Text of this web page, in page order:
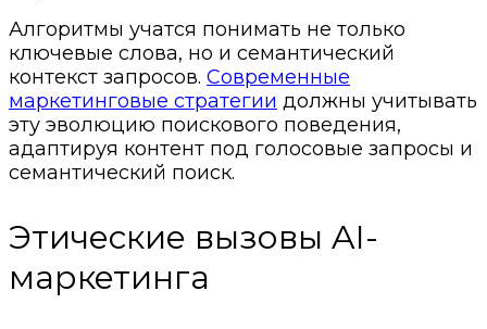
Алгоритмы учатся понимать не только
ключевые слова, но и семантический
контекст запросов. Современные
маркетинговые стратегии должны учитывать
эту эволюцию поискового поведения,
адаптируя контент под голосовые запросы и
семантический поиск.
Этические вызовы AI-
маркетинга